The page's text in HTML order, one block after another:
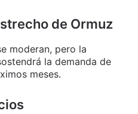
de Ormuz
moderan, pero la
la demanda de
meses.